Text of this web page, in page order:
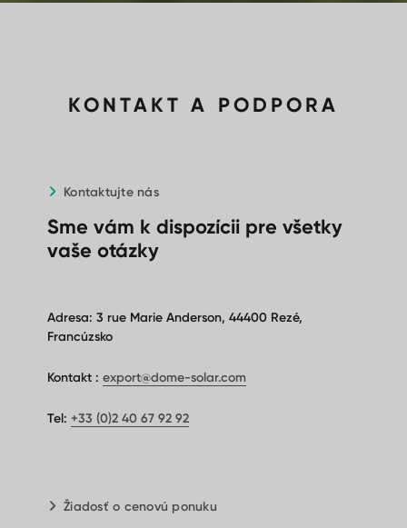
KONTAKT A PODPORA
Kontaktujte nás
Sme vám k dispozícii pre všetky
vaše otázky
Adresa: 3 rue Marie Anderson, 44400 Rezé,
Francúzsko
Kontakt : export@dome-solar.com
Tel: +33 (0)2 40 67 92 92
Žiadosť o cenovú ponuku